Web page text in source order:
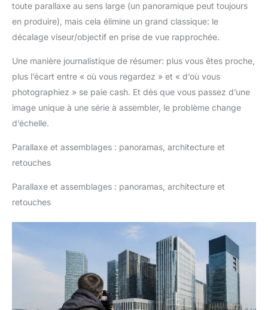
toute parallaxe au sens large (un panoramique peut toujours
en produire), mais cela élimine un grand classique: le
décalage viseur/objectif en prise de vue rapprochée.
Une manière journalistique de résumer: plus vous êtes proche,
plus l’écart entre « où vous regardez » et « d’où vous
photographiez » se paie cash. Et dès que vous passez d’une
image unique à une série à assembler, le problème change
d’échelle.
Parallaxe et assemblages : panoramas, architecture et
retouches
Parallaxe et assemblages : panoramas, architecture et
retouches